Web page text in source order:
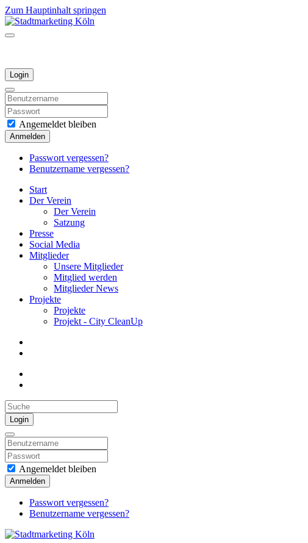
Zum Hauptinhalt springen
Login
Angemeldet bleiben
Anmelden
Passwort vergessen?
Benutzername vergessen?
Start
Der Verein
Der Verein
Satzung
Presse
Social Media
Mitglieder
Unsere Mitglieder
Mitglied werden
Mitglieder News
Projekte
Projekte
Projekt - City CleanUp
Login
Angemeldet bleiben
Anmelden
Passwort vergessen?
Benutzername vergessen?